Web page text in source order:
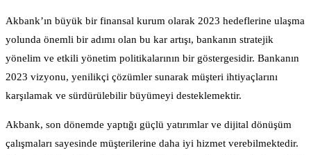
Akbank’ın büyük bir finansal kurum olarak 2023 hedeflerine ulaşma
yolunda önemli bir adımı olan bu kar artışı, bankanın stratejik
yönelim ve etkili yönetim politikalarının bir göstergesidir. Bankanın
2023 vizyonu, yenilikçi çözümler sunarak müşteri ihtiyaçlarını
karşılamak ve sürdürülebilir büyümeyi desteklemektir.
Akbank, son dönemde yaptığı güçlü yatırımlar ve dijital dönüşüm
çalışmaları sayesinde müşterilerine daha iyi hizmet verebilmektedir.